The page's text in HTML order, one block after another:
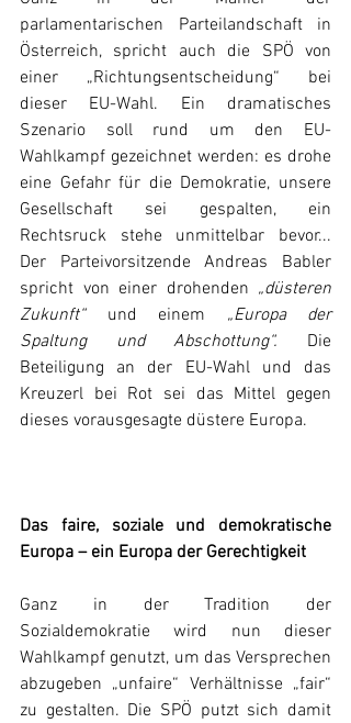
parlamentarischen Parteilandschaft in
Österreich, spricht auch die SPÖ von
einer „Richtungsentscheidung“ bei
dieser EU-Wahl. Ein dramatisches
Szenario soll rund um den EU-
Wahlkampf gezeichnet werden: es drohe
eine Gefahr für die Demokratie, unsere
Gesellschaft sei gespalten, ein
Rechtsruck stehe unmittelbar bevor...
Der Parteivorsitzende Andreas Babler
spricht von einer drohenden „düsteren
Zukunft“ und einem „Europa der
Spaltung und Abschottung“. Die
Beteiligung an der EU-Wahl und das
Kreuzerl bei Rot sei das Mittel gegen
dieses vorausgesagte düstere Europa.
Das faire, soziale und demokratische
Europa – ein Europa der Gerechtigkeit
Ganz in der Tradition der
Sozialdemokratie wird nun dieser
Wahlkampf genutzt, um das Versprechen
abzugeben „unfaire“ Verhältnisse „fair“
zu gestalten. Die SPÖ putzt sich damit